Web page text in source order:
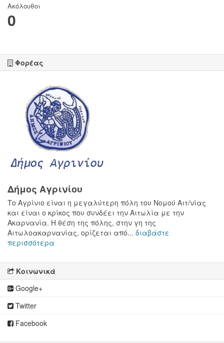
Ακόλουθοι
0
Φορέας
Δήμος Αγρινίου
Το Αγρίνιο είναι η μεγαλύτερη πόλη του Νομού Αιτ/νίας
και είναι ο κρίκος που συνδέει την Αιτωλία με την
Ακαρνανία. Η θέση της πόλης, στην γη της
Αιτωλοακαρνανίας, ορίζεται από... διαβάστε
περισσότερα
Κοινωνικά
Google+
Twitter
Facebook